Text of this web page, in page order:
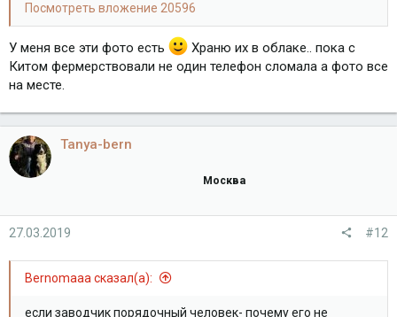
Посмотреть вложение 20596
У меня все эти фото есть
Храню их в облаке.. пока с
Китом фермерствовали не один телефон сломала а фото все
на месте.
Tanya-bern
Москва
27.03.2019 #12
Bernomaaa сказал(а):
если заводчик порядочный человек- почему его не